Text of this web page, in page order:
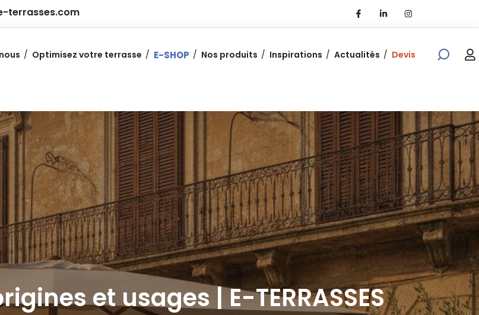
terrasses.com
Optimisez votre terrasse E-SHOP Nos produits Inspirations Actualités Devis
et usages | E-TERRASSES